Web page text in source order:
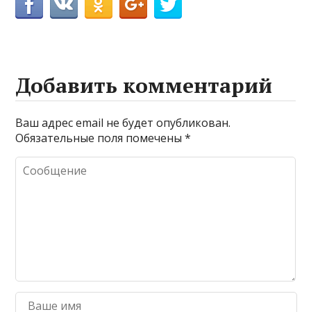
Добавить комментарий
Ваш адрес email не будет опубликован.
Обязательные поля помечены*